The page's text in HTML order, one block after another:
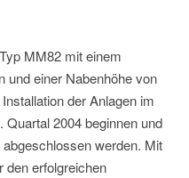
MM82 mit einem
und einer Nabenhöhe von
der Anlagen im
2004 beginnen und
werden. Mit
den erfolgreichen